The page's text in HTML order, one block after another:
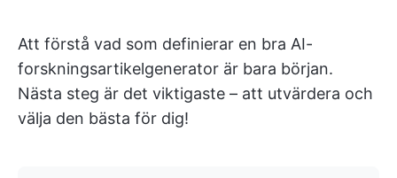
Att förstå vad som definierar en bra AI-
forskningsartikelgenerator är bara början.
Nästa steg är det viktigaste – att utvärdera och
välja den bästa för dig!